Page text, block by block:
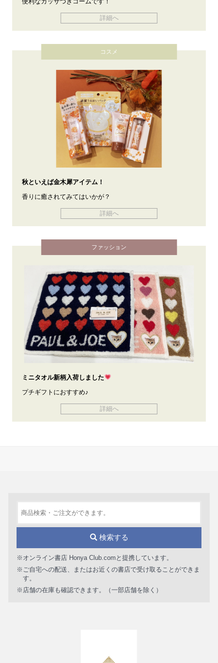
詳細へ
コスメ
秋といえば金木犀アイテム！
香りに癒されてみてはいかが？
詳細へ
ファッション
ミニタオル新柄入荷しました
プチギフトにおすすめ♪
詳細へ
検索する
※オンライン書店 Honya Club.comと提携しています。
※ご自宅への配送、またはお近くの書店で受け取ることができま
す。
※店舗の在庫も確認できます。（一部店舗を除く）